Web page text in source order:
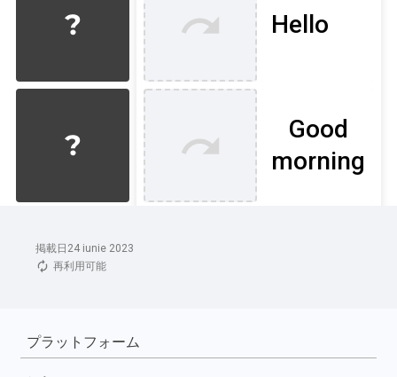
掲載日24 iunie 2023
再利用可能
プラットフォーム